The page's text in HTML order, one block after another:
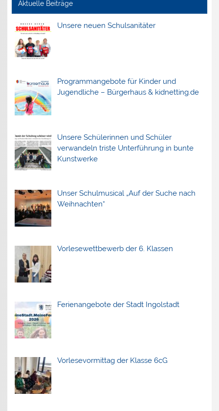
Aktuelle Beiträge
Unsere neuen Schulsanitäter
Programmangebote für Kinder und
Jugendliche – Bürgerhaus & kidnetting.de
Unsere Schülerinnen und Schüler
verwandeln triste Unterführung in bunte
Kunstwerke
Unser Schulmusical „Auf der Suche nach
Weihnachten“
Vorlesewettbewerb der 6. Klassen
Ferienangebote der Stadt Ingolstadt
Vorlesevormittag der Klasse 6cG